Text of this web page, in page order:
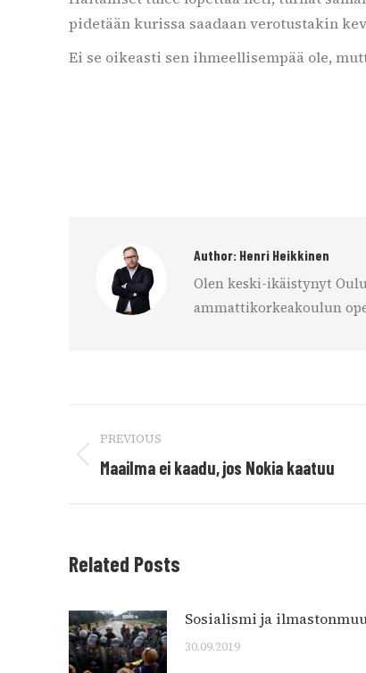
pidetään kurissa saadaan verotustakin
Ei se oikeasti sen ihmeellisempää ole,
Author: Henri Heikkinen
Olen keski-ikäistynyt
ammattikorkeakoulun
navigation
PREVIOUS
Previous
Maailma ei kaadu, jos Nokia kaatuu
Related Posts
Sosialismi ja
30.09.2019